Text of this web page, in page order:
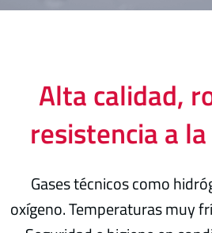
Alta calidad,
resistencia a
Gases técnicos como
oxígeno. Temperaturas muy